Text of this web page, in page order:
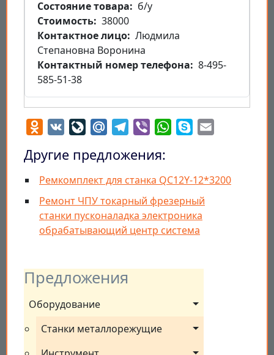
Предложения
Оборудование
Станки металлорежущие
Состояние товара
б/у
Стоимость 38000
Контактное лицо Людмила
Степановна Воронина
Контактный номер телефона
8-495-
585-51-38
Odnoklassniki
VK LiveJournal
Mail.RuTelegram
Viber WhatsApp
Skype
Другие предложения:
Ремкомплект для станка QC12Y-12*3200
Ремонт ЧПУ токарный фрезерный
станки пусконаладка электроника
обрабатывающий центр система